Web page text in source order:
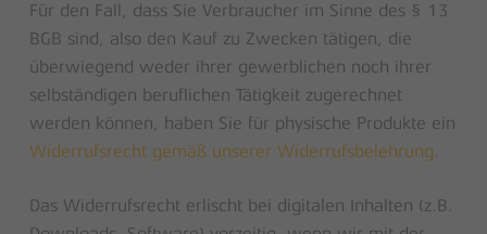
Für den Fall, dass Sie Verbraucher im Sinne des § 13
BGB sind, also den Kauf zu Zwecken tätigen, die
überwiegend weder ihrer gewerblichen noch ihrer
selbständigen beruflichen Tätigkeit zugerechnet
werden können, haben Sie für physische Produkte ein
Widerrufsrecht gemäß unserer Widerrufsbelehrung.
Das Widerrufsrecht erlischt bei digitalen Inhalten (z.B.